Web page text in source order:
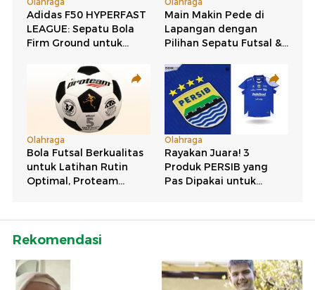
Rekomendasi